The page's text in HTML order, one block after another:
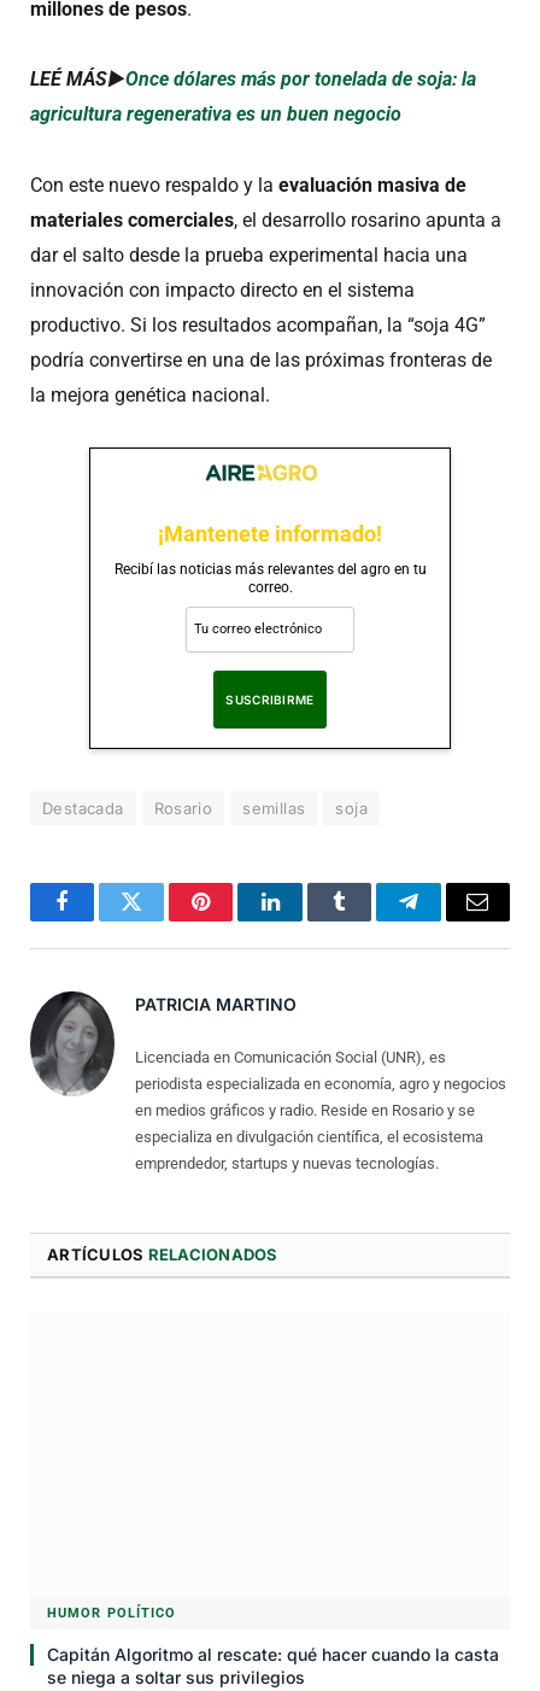
millones de pesos.
LEÉ MÁS►Once dólares más por tonelada de soja: la
agricultura regenerativa es un buen negocio
Con este nuevo respaldo y la evaluación masiva de
materiales comerciales, el desarrollo rosarino apunta a
dar el salto desde la prueba experimental hacia una
innovación con impacto directo en el sistema
productivo. Si los resultados acompañan, la “soja 4G”
podría convertirse en una de las próximas fronteras de
la mejora genética nacional.
¡Mantenete informado!
Recibí las noticias más relevantes del agro en tu
correo.
Destacada Rosario semillas soja
FacebookTwitter PinterestLinkedInTumblr TelegramCorreo
PATRICIA MARTINO
Licenciada en Comunicación Social (UNR), es
periodista especializada en economía, agro y negocios
en medios gráficos y radio. Reside en Rosario y se
especializa en divulgación científica, el ecosistema
emprendedor, startups y nuevas tecnologías.
ARTÍCULOS RELACIONADOS
HUMOR POLÍTICO
Capitán Algoritmo al rescate: qué hacer cuando la casta
se niega a soltar sus privilegios